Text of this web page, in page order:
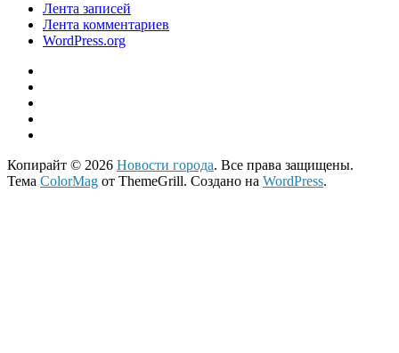
Лента записей
Лента комментариев
WordPress.org
Копирайт © 2026 Новости города. Все права защищены.
Тема ColorMag от ThemeGrill. Создано на WordPress.